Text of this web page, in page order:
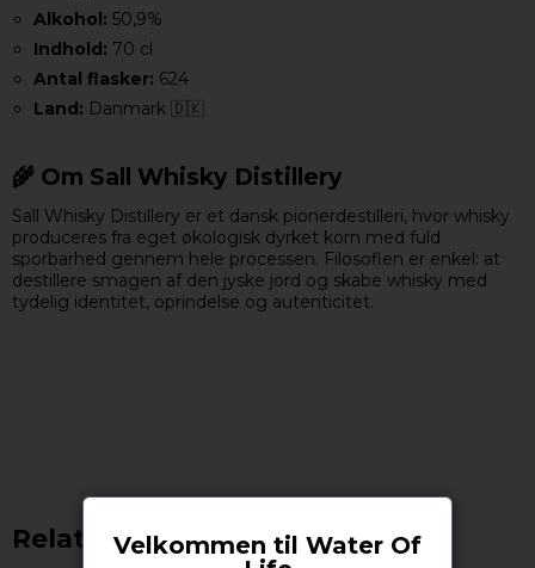
Alkohol: 50,9%
Indhold: 70 cl
Antal flasker: 624
Land: Danmark 🇩🇰
🌾 Om Sall Whisky Distillery
Sall Whisky Distillery er et dansk pionerdestilleri, hvor whisky
produceres fra eget økologisk dyrket korn med fuld
sporbarhed gennem hele processen. Filosofien er enkel: at
destillere smagen af den jyske jord og skabe whisky med
tydelig identitet, oprindelse og autenticitet.
Relaterede produkter
Velkommen til Water Of